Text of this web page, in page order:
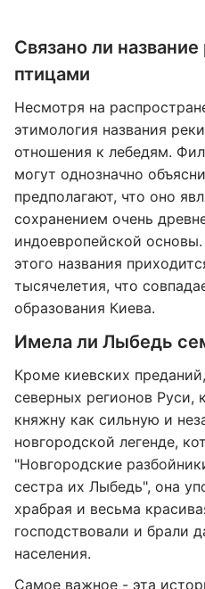
Связано ли
птицами
Несмотря на
этимология названия
отношения к лебедям.
могут однозначно
предполагают, что оно
сохранением очень
индоевропейской
этого названия
тысячелетия, что
образования Киева.
Имела ли Лыбедь
Кроме киевских
северных регионов Руси,
княжну как сильную и
новгородской легенде,
"Новгородские
сестра их Лыбедь", она
храбрая и весьма
господствовали и брали
населения.
Самое важное - эта